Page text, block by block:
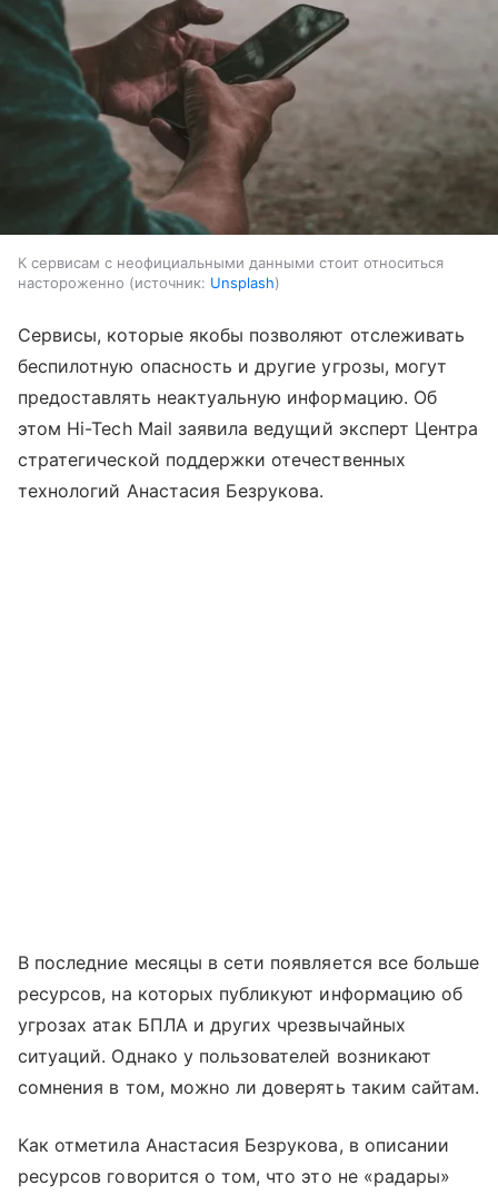
К сервисам с неофициальными данными стоит относиться
настороженно
источник: Unsplash
Сервисы, которые якобы позволяют отслеживать
беспилотную опасность и другие угрозы, могут
предоставлять неактуальную информацию. Об
этом Hi-Tech Mail заявила ведущий эксперт Центра
стратегической поддержки отечественных
технологий Анастасия Безрукова.
В последние месяцы в сети появляется все больше
ресурсов, на которых публикуют информацию об
угрозах атак БПЛА и других чрезвычайных
ситуаций. Однако у пользователей возникают
сомнения в том, можно ли доверять таким сайтам.
Как отметила Анастасия Безрукова, в описании
ресурсов говорится о том, что это не «радары»